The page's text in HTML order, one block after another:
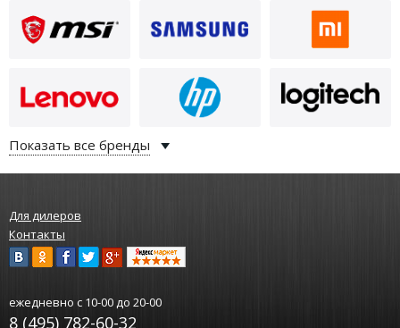
Показать все бренды
Для дилеров
Контакты
ежедневно с 10-00 до 20-00
8 (495) 782-60-32